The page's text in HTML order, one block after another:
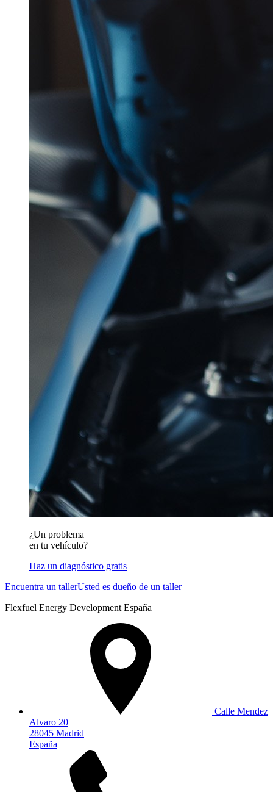
¿Un problema
en tu vehículo?
Haz un diagnóstico gratis
Encuentra un tallerUsted es dueño de un taller
Flexfuel Energy Development España
Calle Mendez
Alvaro 20
28045 Madrid
España